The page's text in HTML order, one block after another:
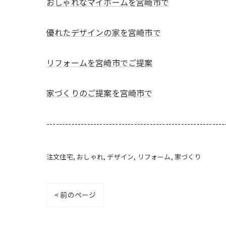
優れたデザインの家を宮崎市で
リフォームを宮崎市でご提案
家づくりのご提案を宮崎市で
注文住宅 おしゃれ デザイン リフォーム 家づくり
< 前のページ